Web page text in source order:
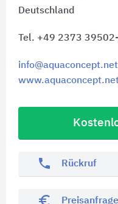
Deutschland
Tel. +49 2373
info@aquaconcept.net
phone Rückruf
euro_symbol Preisanfrage